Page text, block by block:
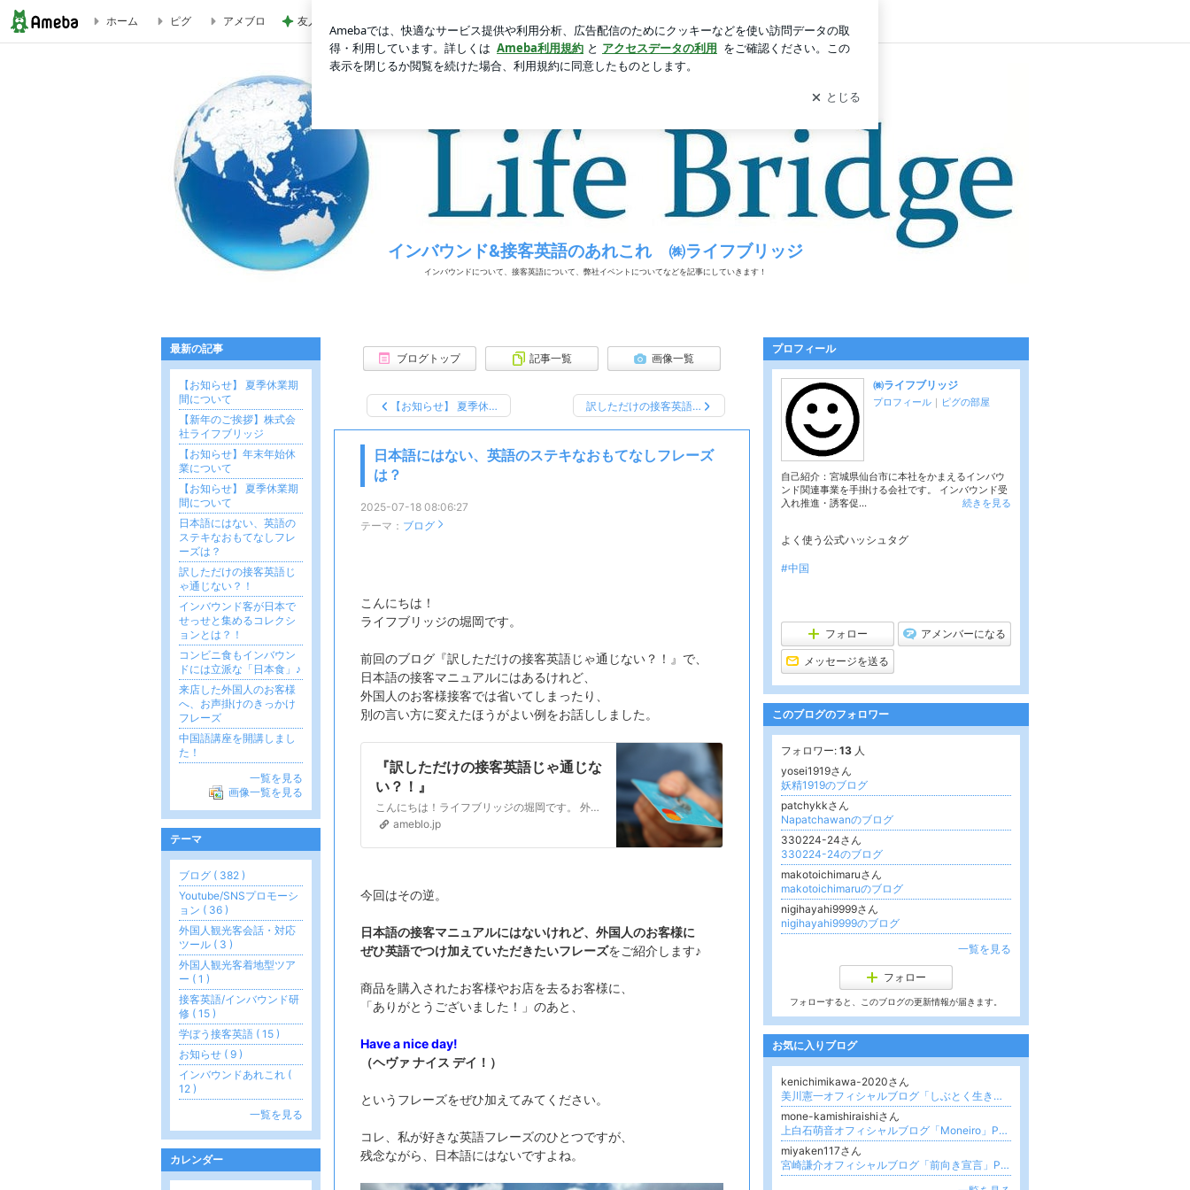
日本語にはない、英語のステキなおもてなしフレーズは？ | インバウンド&接客英語のあれこれ ㈱ライフブリッジ
ホーム ピグ アメブロ 友人にTiffanyだと言われるジュエリー 新規登録 ログイン
インバウンド&接客英語のあれこれ ㈱ライフブリッジ
インバウンドについて、接客英語について、弊社イベントについてなどを記事にしていきます！
ブログトップ 記事一覧 画像一覧
【お知らせ】 夏季休… 訳しただけの接客英語…
日本語にはない、英語のステキなおもてなしフレーズ
は？
2025-07-18 08:06:27
テーマ： ブログ
こんにちは！
ライフブリッジの堀岡です。
前回のブログ『訳しただけの接客英語じゃ通じない？！』で、
日本語の接客マニュアルにはあるけれど、
外国人のお客様接客では省いてしまったり、
別の言い方に変えたほうがよい例をお話ししました。
『訳しただけの接客英語じゃ通じな
い？！』
こんにちは！ライフブリッジの堀岡です。 外国人のお客様を接客するとき、日本語の接客マニュアルをただ英語に訳して話そうとしていませんか。 訳しただけでは、質問の…
ameblo.jp
今回はその逆。
日本語の接客マニュアルにはないけれど、外国人のお客様に
ぜひ英語でつけ加えていただきたいフレーズをご紹介します♪
商品を購入されたお客様やお店を去るお客様に、
「ありがとうございました！」のあと、
Have a nice day!
（ヘヴァ ナイス デイ！）
というフレーズをぜひ加えてみてください。
コレ、私が好きな英語フレーズのひとつですが、
残念ながら、日本語にはないですよね。
プロフィール
㈱ライフブリッジ
プロフィール ｜ ピグの部屋
自己紹介：宮城県仙台市に本社をかまえるインバウ
ンド関連事業を手掛ける会社です。 インバウンド受
入れ推進・誘客促...
続きを見る
よく使う公式ハッシュタグ
#中国
フォロー アメンバーになる
メッセージを送る
このブログのフォロワー
フォロワー: 13 人
yosei1919さん
妖精1919のブログ
patchykkさん
Napatchawanのブログ
330224-24さん
330224-24のブログ
makotoichimaruさん
makotoichimaruのブログ
nigihayahi9999さん
nigihayahi9999のブログ
一覧を見る
フォロー
フォローすると、このブログの更新情報が届きます。
お気に入りブログ
kenichimikawa-2020さん
美川憲一オフィシャルブログ「しぶとく生きる」Powered by Ameba
mone-kamishiraishiさん
上白石萌音オフィシャルブログ「Moneiro」Powered by Ameba
miyaken117さん
宮崎謙介オフィシャルブログ「前向き宣言」Powered by Ameba
最新の記事
【お知らせ】 夏季休業期
間について
【新年のご挨拶】株式会
社ライフブリッジ
【お知らせ】年末年始休
業について
【お知らせ】 夏季休業期
間について
日本語にはない、英語の
ステキなおもてなしフレ
ーズは？
訳しただけの接客英語じ
ゃ通じない？！
インバウンド客が日本で
せっせと集めるコレクシ
ョンとは？！
コンビニ食もインバウン
ドには立派な「日本食」♪
来店した外国人のお客様
へ、お声掛けのきっかけ
フレーズ
中国語講座を開講しまし
た！
一覧を見る
画像一覧を見る
テーマ
ブログ ( 382 )
Youtube/SNSプロモーシ
ョン ( 36 )
外国人観光客会話・対応
ツール ( 3 )
外国人観光客着地型ツア
ー ( 1 )
接客英語/インバウンド研
修 ( 15 )
学ぼう接客英語 ( 15 )
お知らせ ( 9 )
インバウンドあれこれ (
12 )
一覧を見る
カレンダー